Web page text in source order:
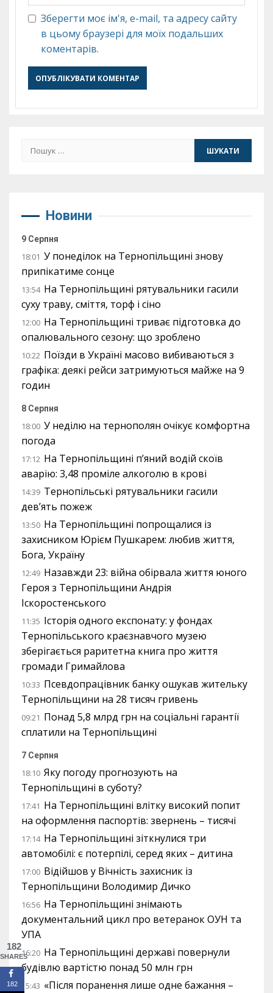
Зберегти моє ім'я, e-mail, та адресу сайту
в цьому браузері для моїх подальших
коментарів.
Пошук:
Новини
9 Серпня
18:01 У понеділок на Тернопільщині знову
припікатиме сонце
13:54 На Тернопільщині рятувальники гасили
суху траву, сміття, торф і сіно
12:00 На Тернопільщині триває підготовка до
опалювального сезону: що зроблено
10:22 Поїзди в Україні масово вибиваються з
графіка: деякі рейси затримуються майже на 9
годин
8 Серпня
18:00 У неділю на тернополян очікує комфортна
погода
17:12 На Тернопільщині п’яний водій скоїв
аварію: 3,48 проміле алкоголю в крові
14:39 Тернопільські рятувальники гасили
дев’ять пожеж
13:50 На Тернопільщині попрощалися із
захисником Юрієм Пушкарем: любив життя,
Бога, Україну
12:49 Назавжди 23: війна обірвала життя юного
Героя з Тернопільщини Андрія
Іскоростенського
11:35 Історія одного експонату: у фондах
Тернопільського краєзнавчого музею
зберігається раритетна книга про життя
громади Гримайлова
10:33 Псевдопрацівник банку ошукав жительку
Тернопільщини на 28 тисяч гривень
09:21 Понад 5,8 млрд грн на соціальні гарантії
сплатили на Тернопільщині
7 Серпня
18:10 Яку погоду прогнозують на
Тернопільщині в суботу?
17:41 На Тернопільщині влітку високий попит
на оформлення паспортів: звернень – тисячі
17:14 На Тернопільщині зіткнулися три
автомобілі: є потерпілі, серед яких – дитина
17:00 Відійшов у Вічність захисник із
Тернопільщини Володимир Дичко
16:56 На Тернопільщині знімають
документальний цикл про ветеранок ОУН та
УПА
16:20 На Тернопільщині державі повернули
будівлю вартістю понад 50 млн грн
15:43 «Після поранення лише одне бажання –
182
SHARES
182